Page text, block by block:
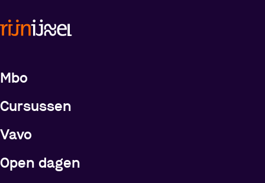
Meer over de opleidingen
Mbo
Cursussen
Vavo
Open dagen